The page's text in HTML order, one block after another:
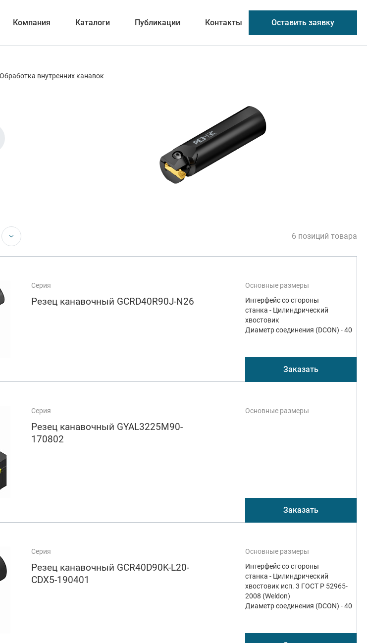
Компания Каталоги Публикации Контакты Оставить заявку
Обработка внутренних канавок
6 позиций товара
Серия
Резец канавочный GCRD40R90J-N26
Основные размеры
Интерфейс со стороны
станка - Цилиндрический
хвостовик
Диаметр соединения (DCON) - 40
Заказать
Серия
Резец канавочный GYAL3225M90-
170802
Основные размеры
Заказать
Серия
Резец канавочный GCR40D90K-L20-
CDX5-190401
Основные размеры
Интерфейс со стороны
станка - Цилиндрический
хвостовик исп. 3 ГОСТ Р 52965-
2008 (Weldon)
Диаметр соединения (DCON) - 40